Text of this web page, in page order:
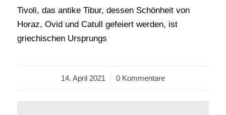
Tivoli, das antike Tibur, dessen Schönheit von
Horaz, Ovid und Catull gefeiert werden, ist
griechischen Ursprungs
14. April 2021
/ 0 Kommentare